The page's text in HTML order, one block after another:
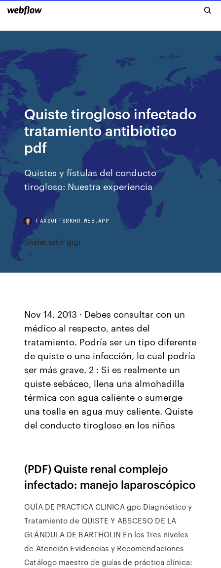
Quiste tirogloso infectado
tratamiento antibiotico
pdf
Quistes y fístulas del conducto
tirogloso: Nuestra experiencia
FAXSOFTSRKHR.WEB.APP
Shalat sakit gigi
Nov 14, 2013 · Debes consultar con un
médico al respecto, antes del
tratamiento. Podría ser un tipo diferente
de quiste o una infección, lo cual podría
ser más grave. 2 : Si es realmente un
quiste sebáceo, llena una almohadilla
térmica con agua caliente o sumerge
una toalla en agua muy caliente. Quiste
del conducto tirogloso en los niños
(PDF) Quiste renal complejo
infectado: manejo laparoscópico
GUÍA DE PRACTICA CLINICA gpc Diagnóstico y
Tratamiento de QUISTE Y ABSCESO DE LA
GLÁNDULA DE BARTHOLIN En los Tres niveles
de Atención Evidencias y Recomendaciones
Catálogo maestro de guías de práctica clínica: